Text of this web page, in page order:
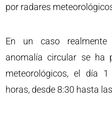
por radares
En un caso realmente
anomalía circular se ha
meteorológicos, el día
horas, desde 8:30 hasta